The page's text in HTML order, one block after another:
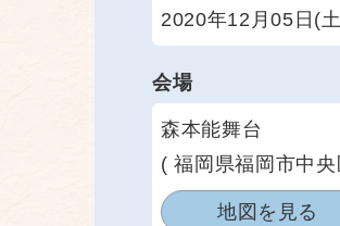
2020年12月05日(
会場
森本能舞台
( 福岡県福岡市中
地図を見る